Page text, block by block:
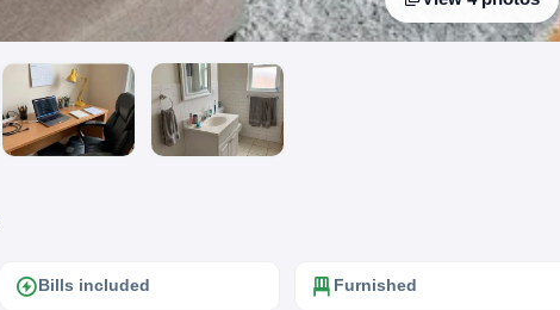
Bills included Furnished